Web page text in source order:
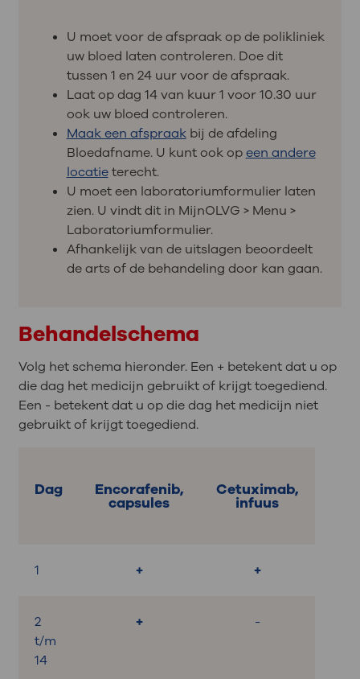
U moet voor de afspraak op de polikliniek
uw bloed laten controleren. Doe dit
tussen 1 en 24 uur voor de afspraak.
Laat op dag 14 van kuur 1 voor 10.30 uur
ook uw bloed controleren.
Maak een afspraakbij de afdeling
Bloedafname. U kunt ook opeen andere
locatieterecht.
U moet een laboratoriumformulier laten
zien. U vindt dit in MijnOLVG > Menu >
Laboratoriumformulier.
Afhankelijk van de uitslagen beoordeelt
de arts of de behandeling door kan gaan.
Behandelschema
Volg het schema hieronder. Een + betekent dat u op
die dag het medicijn gebruikt of krijgt toegediend.
Een - betekent dat u op die dag het medicijn niet
gebruikt of krijgt toegediend.
Dag Encorafenib,
capsules
Cetuximab,
infuus
1 + +
2
t/m
14
+ -